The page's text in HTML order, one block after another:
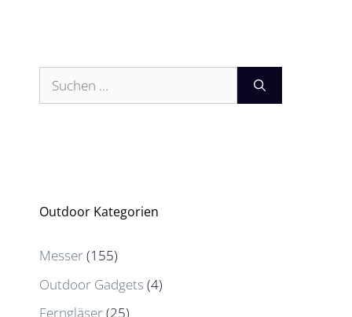
Suchen
nach:
Outdoor Kategorien
Messer(155)
Outdoor Gadgets (4)
Ferngläser(25)